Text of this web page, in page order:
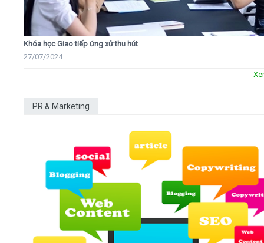
Khóa học Giao tiếp ứng xử thu hút
27/07/2024
PR & Marketing